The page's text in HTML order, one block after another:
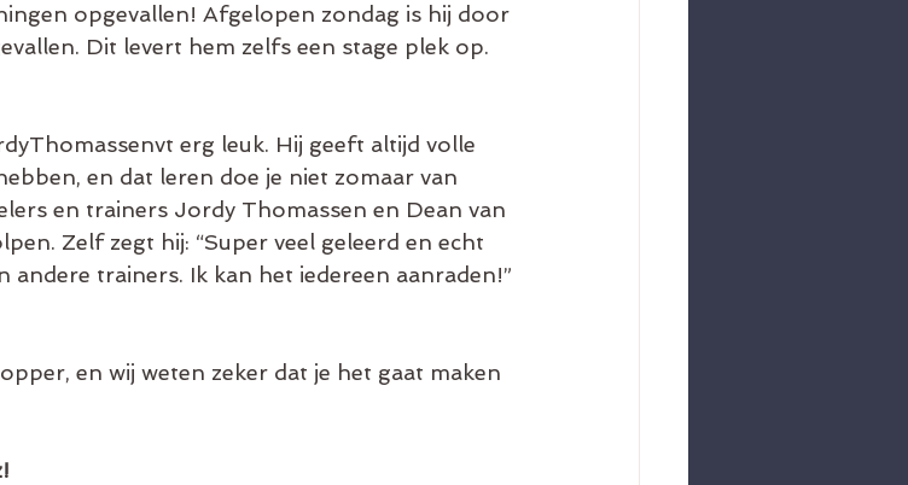
opgevallen! Afgelopen zondag is hij door
Dit levert hem zelfs een stage plek op.
erg leuk. Hij geeft altijd volle
en dat leren doe je niet zomaar van
en trainers Jordy Thomassen en Dean van
Zelf zegt hij: “Super veel geleerd en echt
trainers. Ik kan het iedereen aanraden!”
en wij weten zeker dat je het gaat maken